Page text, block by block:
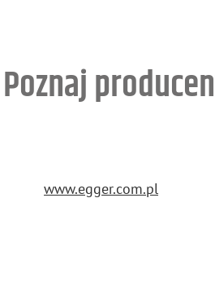
Poznaj
www.​egger.​com.​pl